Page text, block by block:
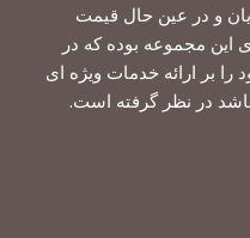
و در عین حال قیمت
این مجموعه بوده که در
بر ارائه خدمات ویژه ای
در نظر گرفته است.